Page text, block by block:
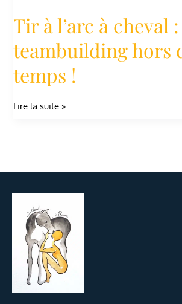
Tir à l’arc à cheval
teambuilding hors
temps !
Lire la suite »